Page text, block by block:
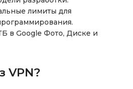
лимиты для
в Google Фото, Диске и
VPN?